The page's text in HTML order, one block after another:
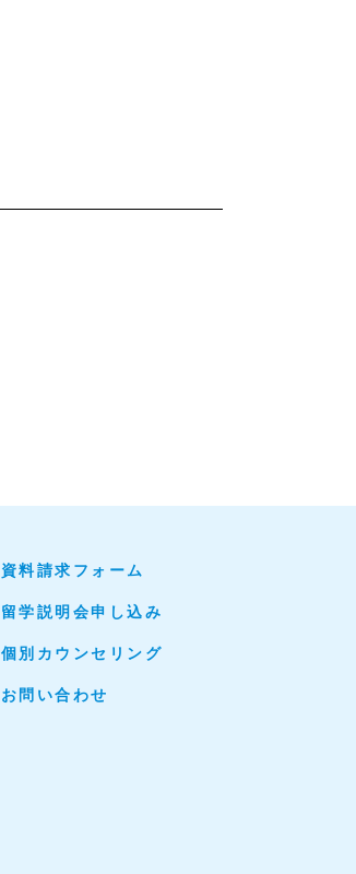
資料請求フォーム
留学説明会申し込み
個別カウンセリング
お問い合わせ